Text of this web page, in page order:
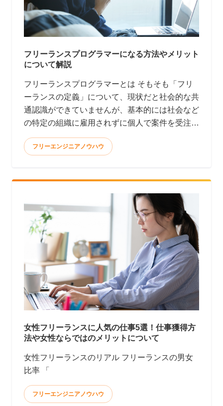
フリーランスプログラマーになる方法やメリット
について解説
フリーランスプログラマーとは そもそも「フリ
ーランスの定義」について、現状だと社会的な共
通認識ができていませんが、基本的には社会など
の特定の組織に雇用されずに個人で案件を受注し
フリーエンジニアノウハウ
女性フリーランスに人気の仕事5選！仕事獲得方
法や女性ならではのメリットについて
女性フリーランスのリアル フリーランスの男女
比率 「
フリーエンジニアノウハウ